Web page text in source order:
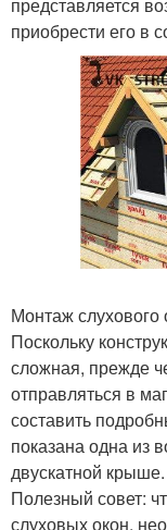
приобрести его в
Монтаж слухового
Поскольку
сложная, прежде
отправляться в
составить
показана одна из
двускатной крыше.
Полезный совет:
слуховых окон,